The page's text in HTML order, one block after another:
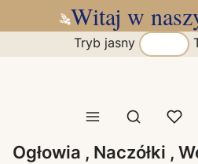
Witaj w
Tryb jasny
Otwórz
Ogłowia , Naczółki ,